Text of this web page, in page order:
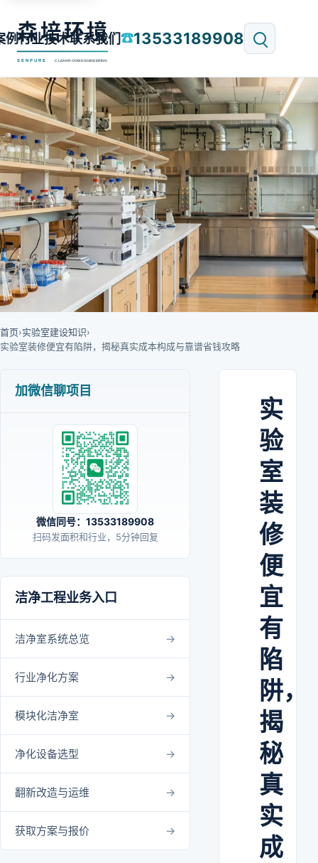
例行业技术联系我们☎13533189908
首页›实验室建设知识›
实验室装修便宜有陷阱，揭秘真实成本构成与靠谱省钱攻略
加微信聊项目
微信同号：13533189908
扫码发面积和行业，5分钟回复
洁净工程业务入口
洁净室系统总览
行业净化方案
模块化洁净室
净化设备选型
翻新改造与运维
获取方案与报价
实
验
室
装
修
便
宜
有
陷
阱，
揭
秘
真
实
成